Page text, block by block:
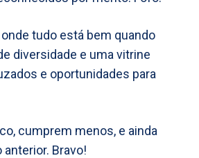
onde tudo está bem quando
diversidade e uma vitrine
e oportunidades para
cumprem menos, e ainda
Bravo!